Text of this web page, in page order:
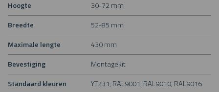
Hoogte
30-72 mm
Breedte
52-85 mm
Maximale lengte
430 mm
Bevestiging
Montagekit
Standaard kleuren
YT231, RAL9001, RAL9010, RAL9016